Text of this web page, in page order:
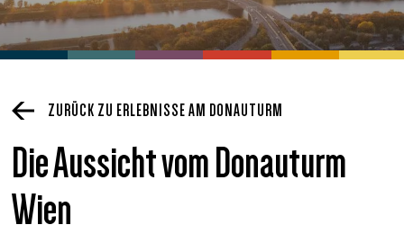
ZURÜCK ZU ERLEBNISSE AM DONAUTURM
Die Aussicht vom Donauturm
Wien